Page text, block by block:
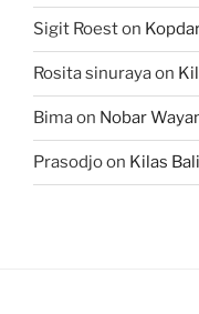
Sigit Roeston
Rosita sinurayaon
Bimaon Nobar
Prasodjoon Kilas